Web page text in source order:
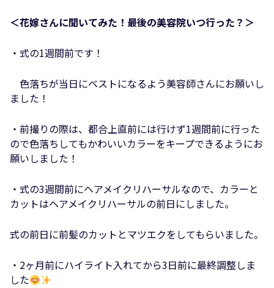
＜花嫁さんに聞いてみた！最後の美容院いつ行った？＞
・式の1週間前です！
色落ちが当日にベストになるよう美容師さんにお願いし
ました！
・前撮りの際は、都合上直前には行けず1週間前に行った
ので色落ちしてもかわいいカラーをキープできるようにお
願いしました！
・式の3週間前にヘアメイクリハーサルなので、カラーと
カットはヘアメイクリハーサルの前日にしました。
式の前日に前髪のカットとマツエクをしてもらいました。
・2ヶ月前にハイライト入れてから3日前に最終調整しま
した